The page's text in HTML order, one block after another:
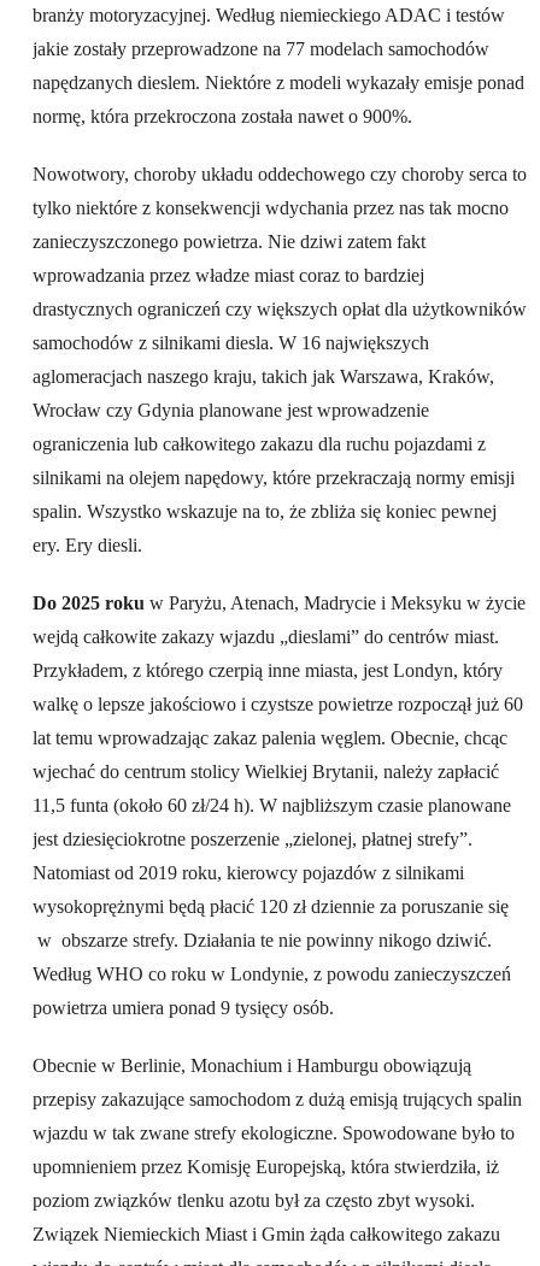
branży motoryzacyjnej. Według niemieckiego ADAC i testów
jakie zostały przeprowadzone na 77 modelach samochodów
napędzanych dieslem. Niektóre z modeli wykazały emisje ponad
normę, która przekroczona została nawet o 900%.
Nowotwory, choroby układu oddechowego czy choroby serca to
tylko niektóre z konsekwencji wdychania przez nas tak mocno
zanieczyszczonego powietrza. Nie dziwi zatem fakt
wprowadzania przez władze miast coraz to bardziej
drastycznych ograniczeń czy większych opłat dla użytkowników
samochodów z silnikami diesla. W 16 największych
aglomeracjach naszego kraju, takich jak Warszawa, Kraków,
Wrocław czy Gdynia planowane jest wprowadzenie
ograniczenia lub całkowitego zakazu dla ruchu pojazdami z
silnikami na olejem napędowy, które przekraczają normy emisji
spalin. Wszystko wskazuje na to, że zbliża się koniec pewnej
ery. Ery diesli.
Do 2025 roku w Paryżu, Atenach, Madrycie i Meksyku w życie
wejdą całkowite zakazy wjazdu „dieslami” do centrów miast.
Przykładem, z którego czerpią inne miasta, jest Londyn, który
walkę o lepsze jakościowo i czystsze powietrze rozpoczął już 60
lat temu wprowadzając zakaz palenia węglem. Obecnie, chcąc
wjechać do centrum stolicy Wielkiej Brytanii, należy zapłacić
11,5 funta (około 60 zł/24 h). W najbliższym czasie planowane
jest dziesięciokrotne poszerzenie „zielonej, płatnej strefy”.
Natomiast od 2019 roku, kierowcy pojazdów z silnikami
wysokoprężnymi będą płacić 120 zł dziennie za poruszanie się
w obszarze strefy. Działania te nie powinny nikogo dziwić.
Według WHO co roku w Londynie, z powodu zanieczyszczeń
powietrza umiera ponad 9 tysięcy osób.
Obecnie w Berlinie, Monachium i Hamburgu obowiązują
przepisy zakazujące samochodom z dużą emisją trujących spalin
wjazdu w tak zwane strefy ekologiczne. Spowodowane było to
upomnieniem przez Komisję Europejską, która stwierdziła, iż
poziom związków tlenku azotu był za często zbyt wysoki.
Związek Niemieckich Miast i Gmin żąda całkowitego zakazu